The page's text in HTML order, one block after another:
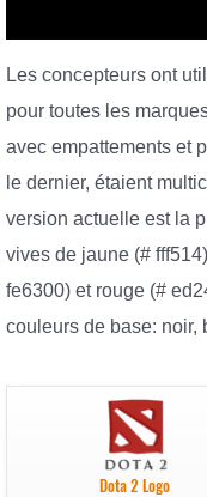
Les concepteurs ont
pour toutes les
avec empattements et
le dernier, étaient
version actuelle est la
vives de jaune (#
fe6300) et rouge (#
couleurs de base: noir,
Dota 2 Logo